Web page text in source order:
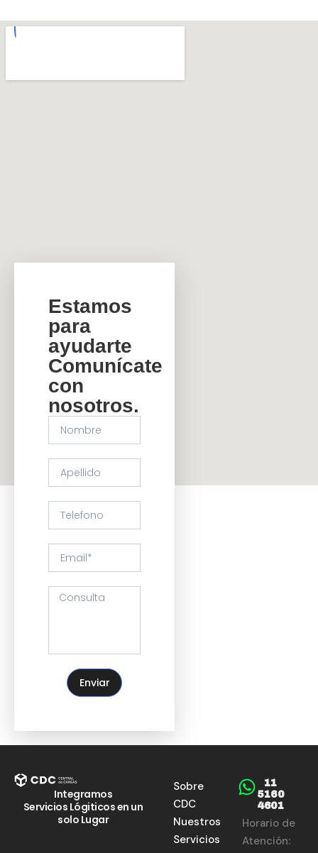
Estamos
para
ayudarte
Comunícate
con
nosotros.
Enviar
Integramos
Servicios Lógiticos en un
solo Lugar
Sobre
CDC
Nuestros
Servicios
11
5160
4601
Horario de
Atención: